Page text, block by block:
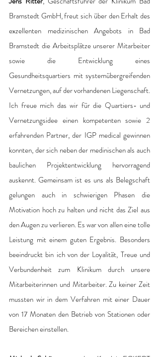
Bramstedt GmbH, freut sich über den Erhalt des
exzellenten medizinischen Angebots in Bad
Bramstedt die Arbeitsplätze unserer Mitarbeiter
sowie die Entwicklung eines
Gesundheitsquartiers mit systemübergreifenden
Vernetzungen, auf der vorhandenen Liegenschaft.
Ich freue mich das wir für die Quartiers- und
Vernetzungsidee einen kompetenten sowie 2
erfahrenden Partner, der IGP medical gewinnen
konnten, der sich neben der medinischen als auch
baulichen Projektentwicklung hervorragend
auskennt. Gemeinsam ist es uns als Belegschaft
gelungen auch in schwierigen Phasen die
Motivation hoch zu halten und nicht das Ziel aus
den Augen zu verlieren. Es war von allen eine tolle
Leistung mit einem guten Ergebnis. Besonders
beeindruckt bin ich von der Loyalität, Treue und
Verbundenheit zum Klinikum durch unsere
Mitarbeiterinnen und Mitarbeiter. Zu keiner Zeit
mussten wir in dem Verfahren mit einer Dauer
von 17 Monaten den Betrieb von Stationen oder
Bereichen einstellen.